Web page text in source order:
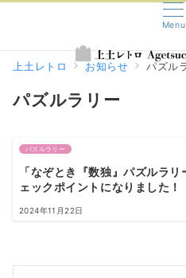
Menu
上土レトロ お知らせ パズル
パズルラリー
パズルラリー
「なぞとき『数独』パズルラ
ェックポイントになりました！
2024年11月22日